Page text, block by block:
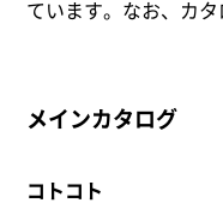
ています。なお、カタ
メインカタログ
コトコト